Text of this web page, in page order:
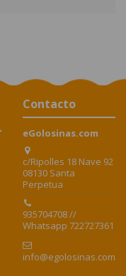
Contacto
eGolosinas.com
c/Ripolles 18 Nave 92
08130 Santa
Perpetua
935704708 //
Whatsapp 722727361
info@egolosinas.com